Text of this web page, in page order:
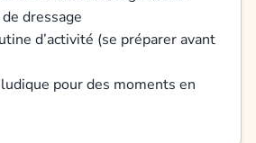
dressage
d’activité (se préparer avant
pour des moments en